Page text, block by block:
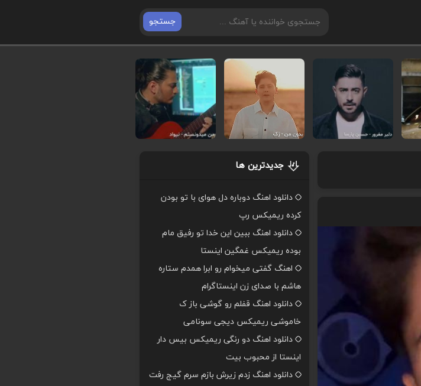
جستجو
جدیدترین ها
دانلود اهنگ دوباره دل هوای با تو بودن
کرده ریمیکس رپ
دانلود اهنگ ببین این خدا تو رفیق مام
بوده ریمیکس غمگین اینستا
اهنگ گفتی میخوام رو ابرا همدم ستاره
هاشم با صدای زن اینستاگرام
دانلود اهنگ قفلم رو گوشی باز ک
خاموشی ریمیکس دیجی سونامی
دانلود اهنگ دو رنگی ریمیکس بیس دار
اینستا از محبوب بیت
دانلود اهنگ زدم زیرش بازم سرم گیج رفت